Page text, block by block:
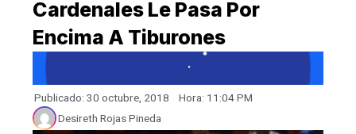
Cardenales Le Pasa Por
Encima A Tiburones
Publicado:30 octubre, 2018 Hora: 11:04 PM
Desireth Rojas Pineda